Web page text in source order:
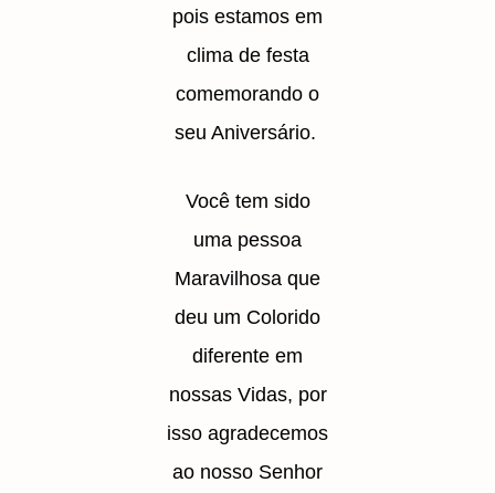
pois estamos em
clima de festa
comemorando o
seu Aniversário.
Você tem sido
uma pessoa
Maravilhosa que
deu um Colorido
diferente em
nossas Vidas, por
isso agradecemos
ao nosso Senhor